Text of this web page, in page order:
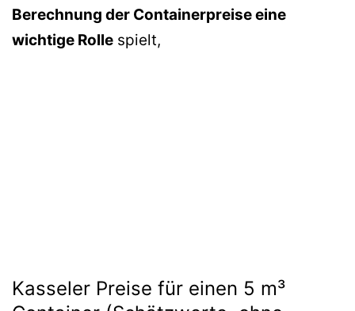
Berechnung der Containerpreise eine
wichtige Rolle spielt,
Kasseler Preise für einen 5 m³